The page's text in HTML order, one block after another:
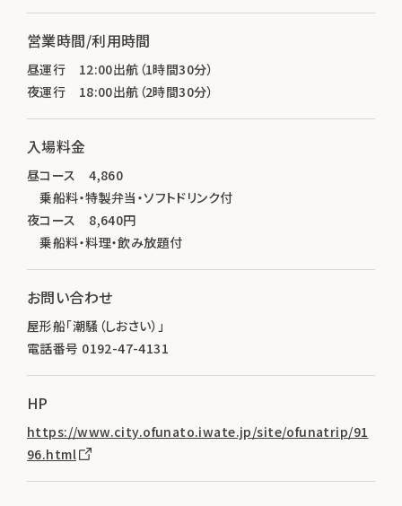
営業時間/利用時間
昼運行 12:00出航（1時間30分）
夜運行 18:00出航（2時間30分）
入場料金
昼コース 4,860
乗船料・特製弁当・ソフトドリンク付
夜コース 8,640円
乗船料・料理・飲み放題付
お問い合わせ
屋形船「潮騒（しおさい）」
電話番号 0192-47-4131
HP
https://www.city.ofunato.iwate.jp/site/ofunatrip/91
96.html